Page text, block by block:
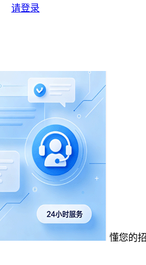
请登录
懂您的